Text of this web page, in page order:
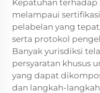
Kepatuhan
melampaui
pelabelan yang
serta protokol
Banyak yurisdiksi
persyaratan khusus
yang dapat
dan langkah-